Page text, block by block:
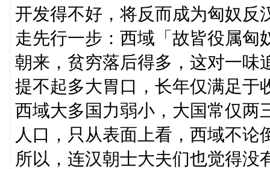
开发得不好，将反而成为匈奴反
走先行一步：西域「故皆役属匈
朝来，贫穷落后得多，这对一味
提不起多大胃口，长年仅满足于
西域大多国力弱小，大国常仅两
人口，只从表面上看，西域不
所以，连汉朝士大夫们也觉得没